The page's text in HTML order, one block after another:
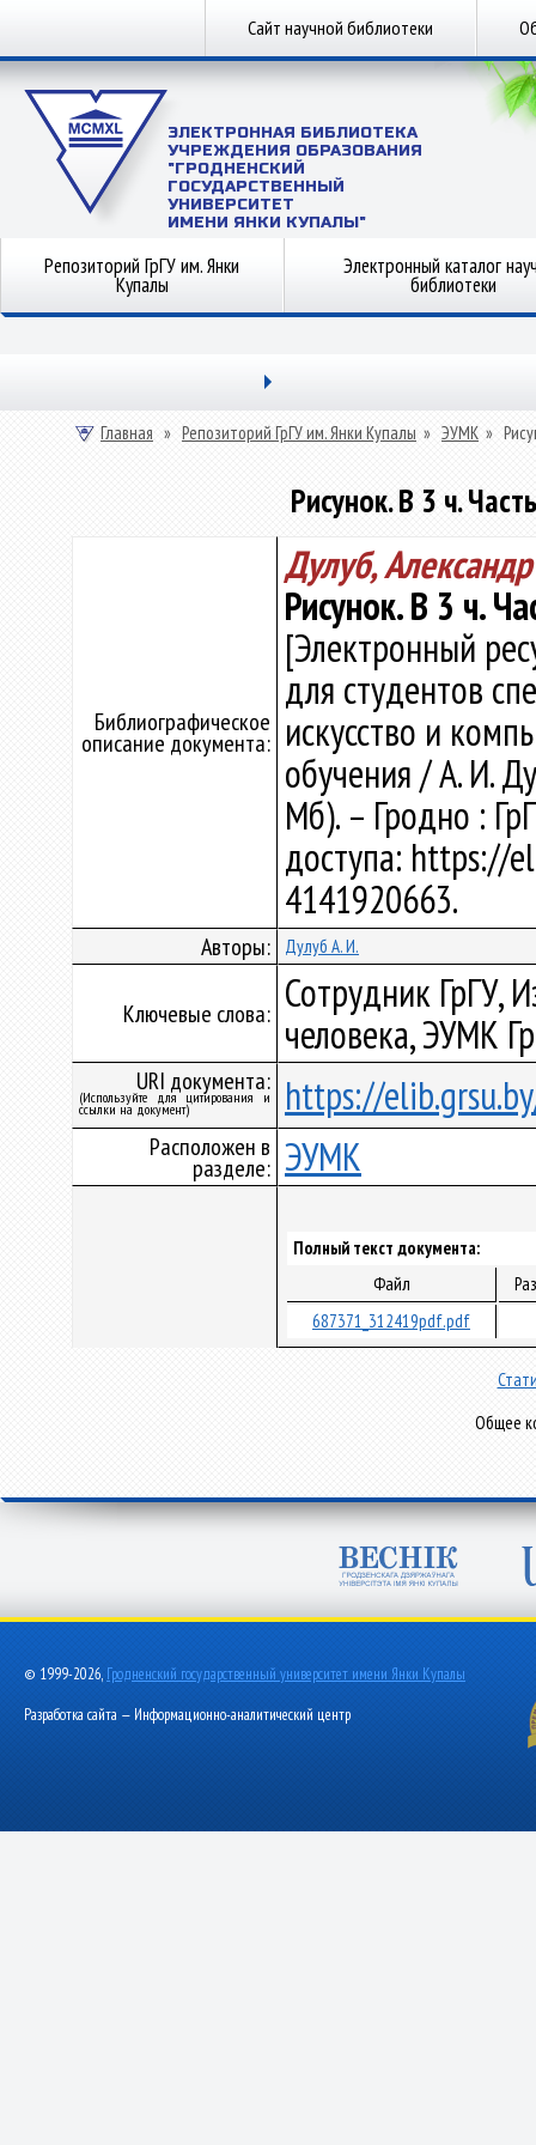
Сайт научной библиотеки
ЭЛЕКТРОННАЯ БИБЛИОТЕКА
УЧРЕЖДЕНИЯ ОБРАЗОВАНИЯ
"ГРОДНЕНСКИЙ
ГОСУДАРСТВЕННЫЙ
УНИВЕРСИТЕТ
ИМЕНИ ЯНКИ КУПАЛЫ"
Репозиторий ГрГУ им. Янки
Купалы
Электронный каталог
библиотеки
Главная » Репозиторий ГрГУ им. Янки Купалы » ЭУМК »
Рисунок. В 3 ч.
Библиографическое
описание документа:
Дулуб,
Рисунок. В 3 ч.
[Электронный
для студентов
искусство и
обучения / А. И.
Мб). – Гродно :
доступа: https://
4141920663.
Авторы: Дулуб А. И.
Ключевые слова: Сотрудник ГрГУ,
человека, ЭУМК
URI документа:
(Используйте для цитирования и
ссылки на документ) https://
Расположен в
разделе: ЭУМК
Полный текст документа:
Файл
687371_312419pdf.pdf
Общее
© 1999-2026, Гродненский государственный университет имени Янки Купалы
Разработка сайта — Информационно-аналитический центр